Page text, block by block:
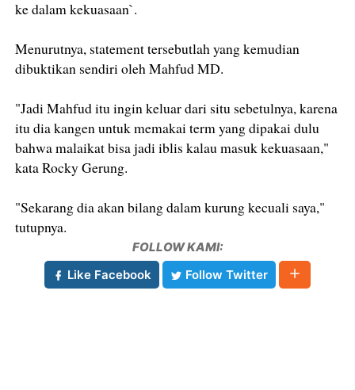
ke dalam kekuasaan`.
Menurutnya, statement tersebutlah yang kemudian
dibuktikan sendiri oleh Mahfud MD.
"Jadi Mahfud itu ingin keluar dari situ sebetulnya, karena
itu dia kangen untuk memakai term yang dipakai dulu
bahwa malaikat bisa jadi iblis kalau masuk kekuasaan,"
kata Rocky Gerung.
"Sekarang dia akan bilang dalam kurung kecuali saya,"
tutupnya.
FOLLOW KAMI:
Like Facebook
Follow Twitter